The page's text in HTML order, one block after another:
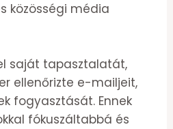
közösségi média
saját tapasztalatát,
ellenőrizte e-mailjeit,
fogyasztását. Ennek
fókuszáltabbá és